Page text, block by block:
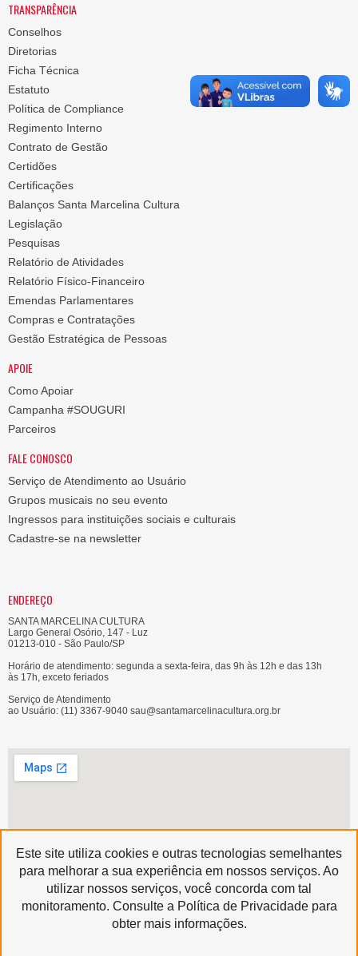
TRANSPARÊNCIA
Conselhos
Diretorias
Ficha Técnica
Estatuto
Política de Compliance
Regimento Interno
Contrato de Gestão
Certidões
Certificações
Balanços Santa Marcelina Cultura
Legislação
Pesquisas
Relatório de Atividades
Relatório Físico-Financeiro
Emendas Parlamentares
Compras e Contratações
Gestão Estratégica de Pessoas
APOIE
Como Apoiar
Campanha #SOUGURI
Parceiros
FALE CONOSCO
Serviço de Atendimento ao Usuário
Grupos musicais no seu evento
Ingressos para instituições sociais e culturais
Cadastre-se na newsletter
ENDEREÇO
SANTA MARCELINA CULTURA
Largo General Osório, 147 - Luz
01213-010 - São Paulo/SP
Horário de atendimento: segunda a sexta-feira, das 9h às 12h e das 13h
às 17h, exceto feriados
Serviço de Atendimento
ao Usuário: (11) 3367-9040 sau@santamarcelinacultura.org.br
Produzido por
Copyright © 2020 | Santa Marcelina Cultura • Todos os Direitos Reservados
Este site utiliza cookies e outras tecnologias semelhantes
para melhorar a sua experiência em nossos serviços. Ao
utilizar nossos serviços, você concorda com tal
monitoramento. Consulte a Política de Privacidade para
obter mais informações.